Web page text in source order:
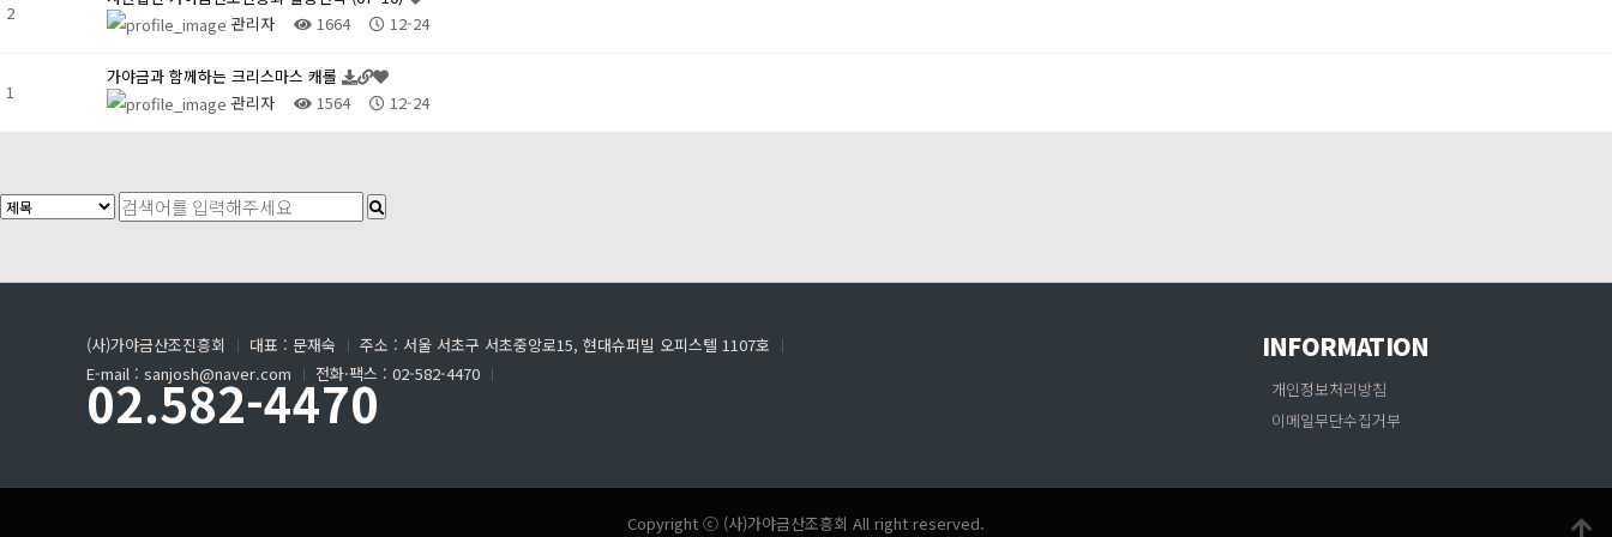
2
관리자
1664 12-24
1
가야금과 함께하는 크리스마스 캐롤
관리자
1564 12-24
(사)가야금산조진흥회 ㅣ 대표 : 문재숙 ㅣ 주소 : 서울 서초구 서초중앙로15, 현대슈퍼빌 오피스텔 1107호 ㅣ
E-mail : sanjosh@naver.com ㅣ 전화·팩스 : 02-582-4470 ㅣ
02.582-4470
INFORMATION
개인정보처리방침
이메일무단수집거부
Copyright ⓒ (사)가야금산조흥회 All right reserved.